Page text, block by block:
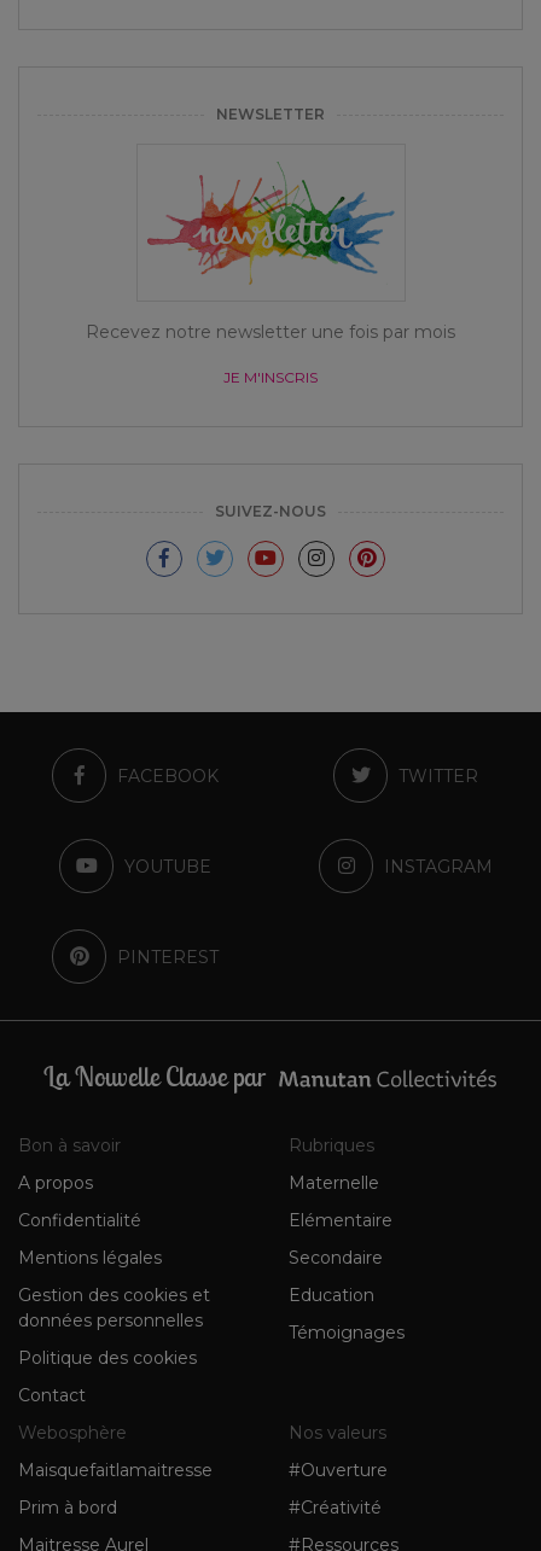
NEWSLETTER
Recevez notre newsletter une fois par mois
JE M'INSCRIS
SUIVEZ-NOUS
FACEBOOK TWITTER
YOUTUBE INSTAGRAM
PINTEREST
La Nouvelle Classe par
Bon à savoir
A propos
Confidentialité
Mentions légales
Gestion des cookies et
données personnelles
Politique des cookies
Contact
Rubriques
Maternelle
Elémentaire
Secondaire
Education
Témoignages
Webosphère
Maisquefaitlamaitresse
Prim à bord
Maitresse Aurel
Nos valeurs
#Ouverture
#Créativité
#Ressources